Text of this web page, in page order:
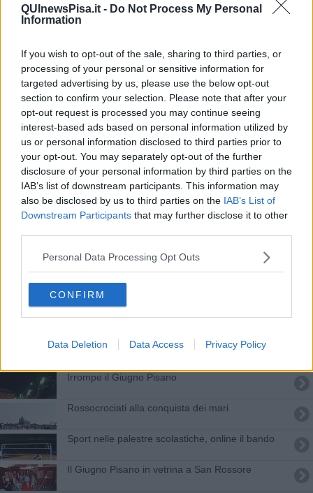
QUInewsPisa.it - Do Not Process My Personal
Information
If you wish to opt-out of the sale, sharing to third parties, or
processing of your personal or sensitive information for
targeted advertising by us, please use the below opt-out
section to confirm your selection. Please note that after your
opt-out request is processed you may continue seeing
interest-based ads based on personal information utilized by
us or personal information disclosed to third parties prior to
your opt-out. You may separately opt-out of the further
disclosure of your personal information by third parties on the
IAB’s list of downstream participants. This information may
also be disclosed by us to third parties on the IAB’s List of
Downstream Participants that may further disclose it to other
Personal Data Processing Opt Outs
CONFIRM
Data Deletion Data Access Privacy Policy
Addio a Mario Gioli, canottaggio in lutto
programma
Pisa vince il Palio remiero a equipaggi misti
Repubbliche Marinare, tutto pronto per la regata
A Pisa il campionato Gran Fondo di canottaggio
Il ricordo della storica battaglia della Meloria
Pisa "Città del Natale" dal centro al litorale
Torna la staffetta remiera di Natale
Repubbliche Marinare, "equiparare i compensi"
I costumi delle Repubbliche a rischio
pignoramento
La regata chiude il Capodanno
Ci sono i fuochi di artificio sui lungarni
Irrompe il Giugno Pisano
Rossocrociati alla conquista dei mari
Sport nelle palestre scolastiche, online il bando
Il Giugno Pisano in vetrina a San Rossore